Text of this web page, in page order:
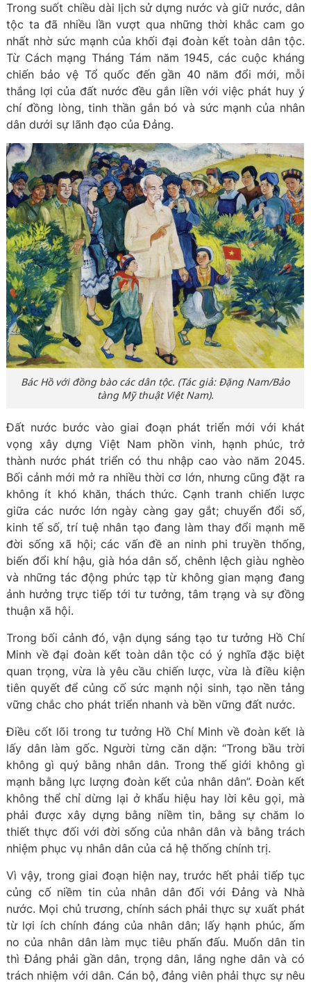
Trong suốt chiều dài lịch sử dựng nước và giữ nước, dân
tộc ta đã nhiều lần vượt qua những thời khắc cam go
nhất nhờ sức mạnh của khối đại đoàn kết toàn dân tộc.
Từ Cách mạng Tháng Tám năm 1945, các cuộc kháng
chiến bảo vệ Tổ quốc đến gần 40 năm đổi mới, mỗi
thắng lợi của đất nước đều gắn liền với việc phát huy ý
chí đồng lòng, tinh thần gắn bó và sức mạnh của nhân
dân dưới sự lãnh đạo của Đảng.
Bác Hồ với đồng bào các dân tộc. (Tác giả: Đặng Nam/Bảo
tàng Mỹ thuật Việt Nam).
Đất nước bước vào giai đoạn phát triển mới với khát
vọng xây dựng Việt Nam phồn vinh, hạnh phúc, trở
thành nước phát triển có thu nhập cao vào năm 2045.
Bối cảnh mới mở ra nhiều thời cơ lớn, nhưng cũng đặt ra
không ít khó khăn, thách thức. Cạnh tranh chiến lược
giữa các nước lớn ngày càng gay gắt; chuyển đổi số,
kinh tế số, trí tuệ nhân tạo đang làm thay đổi mạnh mẽ
đời sống xã hội; các vấn đề an ninh phi truyền thống,
biến đổi khí hậu, già hóa dân số, chênh lệch giàu nghèo
và những tác động phức tạp từ không gian mạng đang
ảnh hưởng trực tiếp tới tư tưởng, tâm trạng và sự đồng
thuận xã hội.
Trong bối cảnh đó, vận dụng sáng tạo tư tưởng Hồ Chí
Minh về đại đoàn kết toàn dân tộc có ý nghĩa đặc biệt
quan trọng, vừa là yêu cầu chiến lược, vừa là điều kiện
tiên quyết để củng cố sức mạnh nội sinh, tạo nền tảng
vững chắc cho phát triển nhanh và bền vững đất nước.
Điều cốt lõi trong tư tưởng Hồ Chí Minh về đoàn kết là
lấy dân làm gốc. Người từng căn dặn: “Trong bầu trời
không gì quý bằng nhân dân. Trong thế giới không gì
mạnh bằng lực lượng đoàn kết của nhân dân”. Đoàn kết
không thể chỉ dừng lại ở khẩu hiệu hay lời kêu gọi, mà
phải được xây dựng bằng niềm tin, bằng sự chăm lo
thiết thực đối với đời sống của nhân dân và bằng trách
nhiệm phục vụ nhân dân của cả hệ thống chính trị.
Vì vậy, trong giai đoạn hiện nay, trước hết phải tiếp tục
củng cố niềm tin của nhân dân đối với Đảng và Nhà
nước. Mọi chủ trương, chính sách phải thực sự xuất phát
từ lợi ích chính đáng của nhân dân; lấy hạnh phúc, ấm
no của nhân dân làm mục tiêu phấn đấu. Muốn dân tin
thì Đảng phải gần dân, trọng dân, lắng nghe dân và có
trách nhiệm với dân. Cán bộ, đảng viên phải thực sự nêu